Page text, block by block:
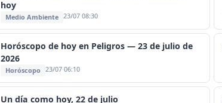
hoy
Medio Ambiente 23/07 08:30
Horóscopo de hoy en Peligros — 23 de julio de
2026
Horóscopo 23/07 06:10
Un día como hoy, 22 de julio